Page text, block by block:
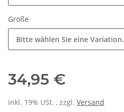
Größe
Bitte wählen Sie eine Variation.
34,95 €
inkl. 19% USt. , zzgl. Versand